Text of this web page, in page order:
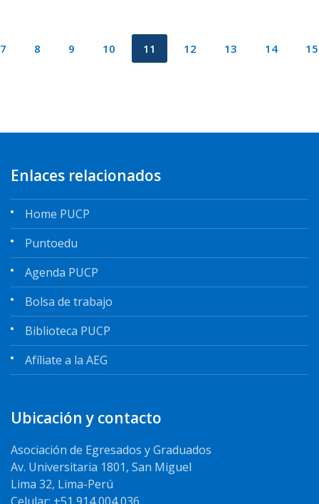
7 8 9 10 11 12 13 14 15
Enlaces relacionados
Home PUCP
Puntoedu
Agenda PUCP
Bolsa de trabajo
Biblioteca PUCP
Afíliate a la AEG
Ubicación y contacto
Asociación de Egresados y Graduados
Av. Universitaria 1801, San Miguel
Lima 32, Lima-Perú